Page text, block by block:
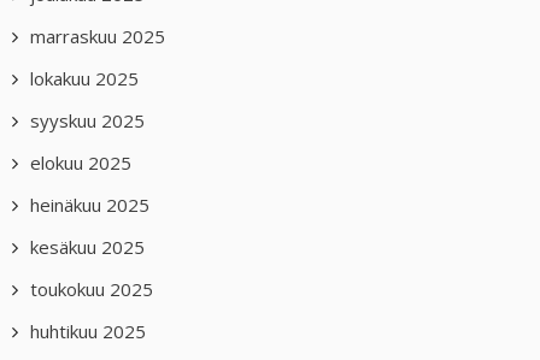
marraskuu 2025
lokakuu 2025
syyskuu 2025
elokuu 2025
heinäkuu 2025
kesäkuu 2025
toukokuu 2025
huhtikuu 2025